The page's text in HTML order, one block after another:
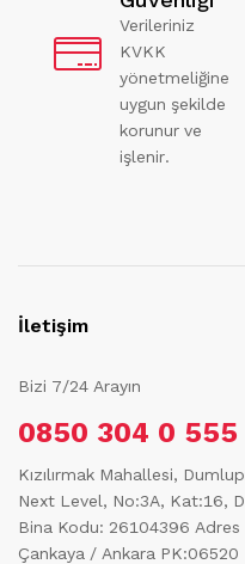
Verileriniz
KVKK
yönetmeliğine
uygun şekilde
korunur ve
işlenir.
İletişim
Bizi 7/24 Arayın
0850 304 0 555
Kızılırmak Mahallesi,
Next Level, No:3A, Kat:16,
Bina Kodu: 26104396
Çankaya / Ankara PK:06520